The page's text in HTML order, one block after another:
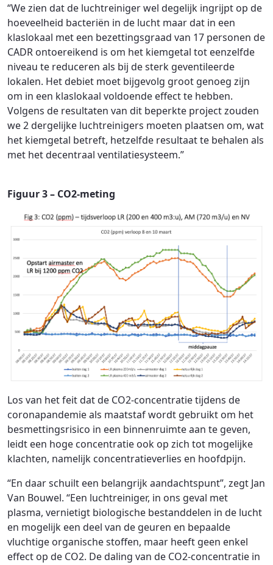
“We zien dat de luchtreiniger wel degelijk ingrijpt op de
hoeveelheid bacteriën in de lucht maar dat in een
klaslokaal met een bezettingsgraad van 17 personen de
CADR ontoereikend is om het kiemgetal tot eenzelfde
niveau te reduceren als bij de sterk geventileerde
lokalen. Het debiet moet bijgevolg groot genoeg zijn
om in een klaslokaal voldoende effect te hebben.
Volgens de resultaten van dit beperkte project zouden
we 2 dergelijke luchtreinigers moeten plaatsen om, wat
het kiemgetal betreft, hetzelfde resultaat te behalen als
met het decentraal ventilatiesysteem.”
Figuur 3 – CO2-meting
Los van het feit dat de CO2-concentratie tijdens de
coronapandemie als maatstaf wordt gebruikt om het
besmettingsrisico in een binnenruimte aan te geven,
leidt een hoge concentratie ook op zich tot mogelijke
klachten, namelijk concentratieverlies en hoofdpijn.
“En daar schuilt een belangrijk aandachtspunt”, zegt Jan
Van Bouwel. “Een luchtreiniger, in ons geval met
plasma, vernietigt biologische bestanddelen in de lucht
en mogelijk een deel van de geuren en bepaalde
vluchtige organische stoffen, maar heeft geen enkel
effect op de CO2. De daling van de CO2-concentratie in